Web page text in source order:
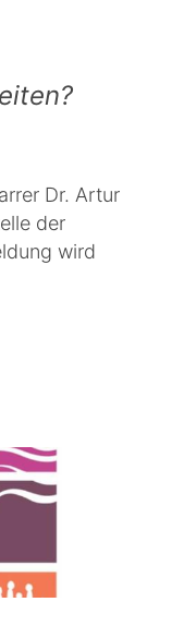
Dr. Artur
der
wird